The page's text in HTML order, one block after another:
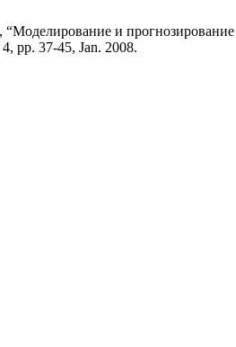
“Моделирование и
pp. 37-45, Jan. 2008.